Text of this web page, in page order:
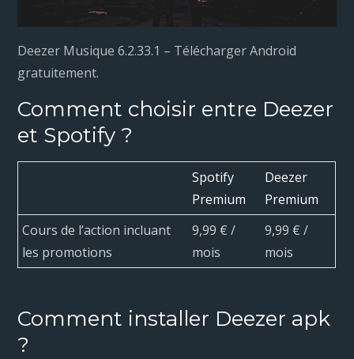
Deezer Musique 6.2.33.1 – Télécharger Android
gratuitement.
Comment choisir entre Deezer
et Spotify ?
Spotify
Premium
Deezer
Premium
Cours de l’action incluant
les promotions
9,99 € /
mois
9,99 € /
mois
Comment installer Deezer apk
?